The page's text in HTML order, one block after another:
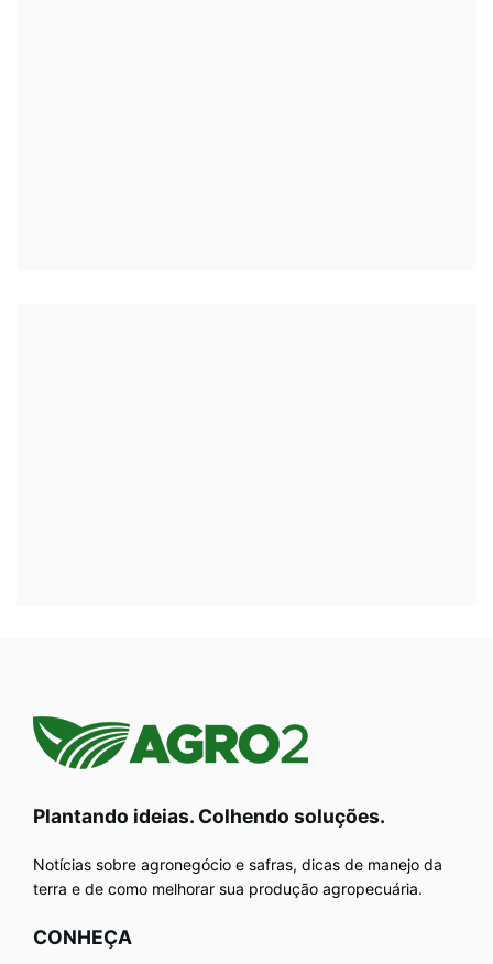
Plantando ideias. Colhendo soluções.
Notícias sobre agronegócio e safras, dicas de manejo da
terra e de como melhorar sua produção agropecuária.
CONHEÇA